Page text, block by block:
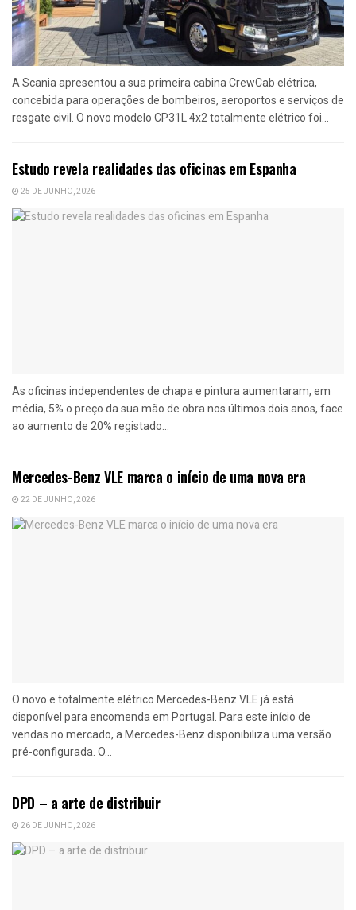
A Scania apresentou a sua primeira cabina CrewCab elétrica,
concebida para operações de bombeiros, aeroportos e serviços de
resgate civil. O novo modelo CP31L 4x2 totalmente elétrico foi...
Estudo revela realidades das oficinas em Espanha
25 DE JUNHO, 2026
As oficinas independentes de chapa e pintura aumentaram, em
média, 5% o preço da sua mão de obra nos últimos dois anos, face
ao aumento de 20% registado...
Mercedes-Benz VLE marca o início de uma nova era
22 DE JUNHO, 2026
O novo e totalmente elétrico Mercedes-Benz VLE já está
disponível para encomenda em Portugal. Para este início de
vendas no mercado, a Mercedes-Benz disponibiliza uma versão
pré-configurada. O...
DPD – a arte de distribuir
26 DE JUNHO, 2026